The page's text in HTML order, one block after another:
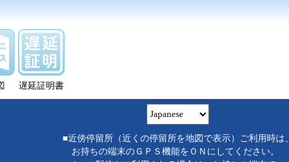
遅延証明書
■近傍停留所（近くの停留所を地図で表示）ご利用時は、
お持ちの端末のＧＰＳ機能をＯＮにしてください。